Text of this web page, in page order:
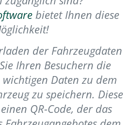
bietet Ihnen diese
der Fahrzeugdaten
Ihren Besuchern die
Daten zu dem
zu speichern. Diese
QR-Code, der das